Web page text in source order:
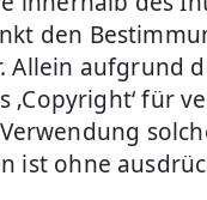
den
Allein aufgrund
für
ist ohne